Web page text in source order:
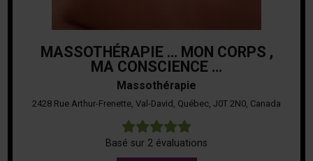
MASSOTHÉRAPIE … MON CORPS ,
MA CONSCIENCE …
Massothérapie
2428 Rue Arthur-Frenette, Val-David, Québec, J0T 2N0, Canada
Basé sur 2 évaluations